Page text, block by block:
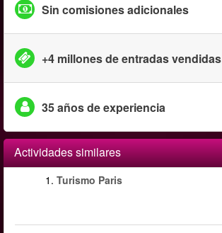
Sin comisiones adicionales
+4 millones de entradas vendidas
35 años de experiencia
Actividades similares
1. Turismo Paris